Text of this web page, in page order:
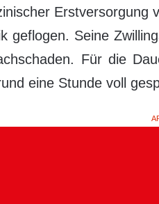
Erstversorgung
geflogen. Seine
Für die
eine Stunde voll